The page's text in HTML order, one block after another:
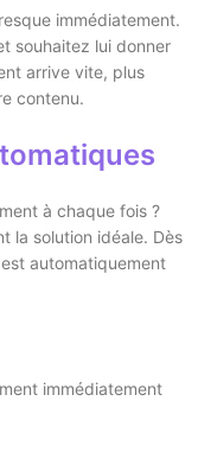
immédiatement.
souhaitez lui donner
arrive vite, plus
contenu.
à chaque fois ?
la solution idéale. Dès
automatiquement
immédiatement